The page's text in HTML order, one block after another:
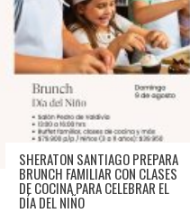
SHERATON SANTIAGO PREPARA
BRUNCH FAMILIAR CON CLASES
DE COCINA PARA CELEBRAR EL
DÍA DEL NIÑO